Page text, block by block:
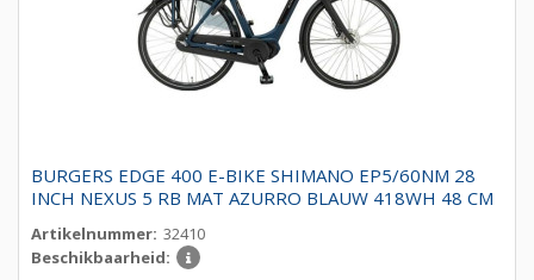
BURGERS EDGE 400 E-BIKE SHIMANO EP5/60NM 28
INCH NEXUS 5 RB MAT AZURRO BLAUW 418WH 48 CM
Artikelnummer: 32410
Beschikbaarheid: